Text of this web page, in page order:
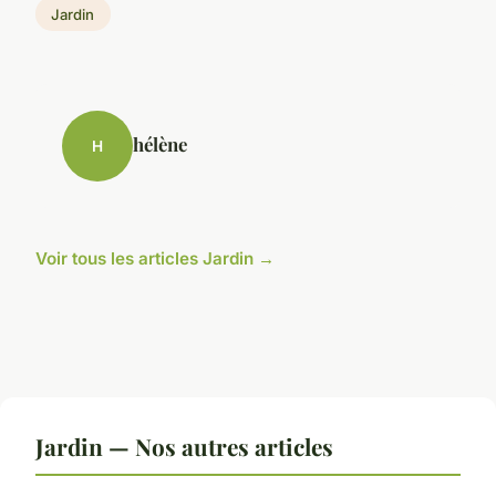
Jardin
H hélène
Voir tous les articles Jardin →
Jardin — Nos autres articles